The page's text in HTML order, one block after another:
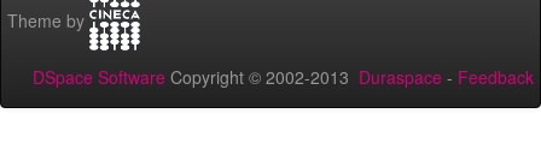
Theme by
DSpace Software Copyright © 2002-2013 Duraspace - Feedback